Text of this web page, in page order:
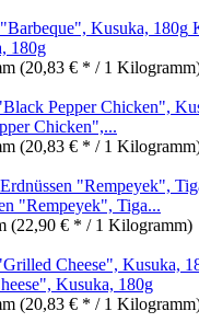
180g
(20,83 € * / 1
Chicken",...
(20,83 € * / 1
"Rempeyek", Tiga...
(22,90 € * / 1 Kilogramm)
Kusuka, 180g
(20,83 € * / 1